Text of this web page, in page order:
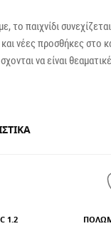
το παιχνίδι
νέες προσθήκες στο
να είναι
1.2